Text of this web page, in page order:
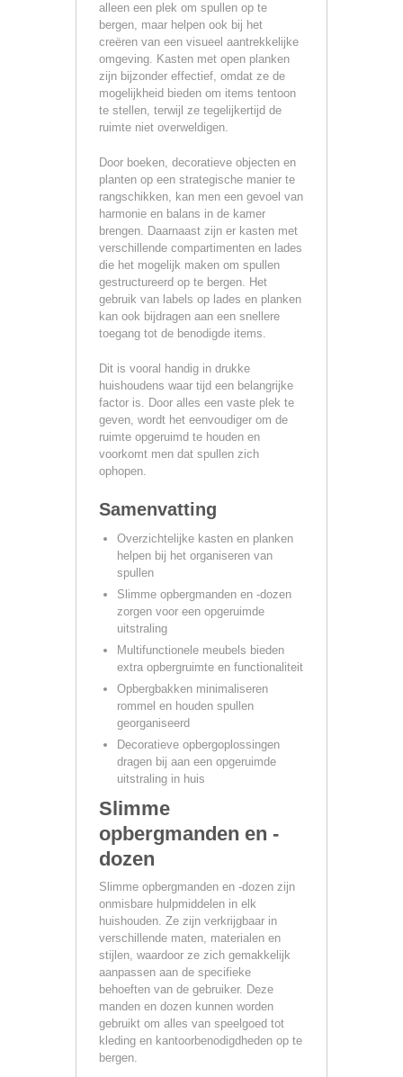
alleen een plek om spullen op te
bergen, maar helpen ook bij het
creëren van een visueel aantrekkelijke
omgeving. Kasten met open planken
zijn bijzonder effectief, omdat ze de
mogelijkheid bieden om items tentoon
te stellen, terwijl ze tegelijkertijd de
ruimte niet overweldigen.
Door boeken, decoratieve objecten en
planten op een strategische manier te
rangschikken, kan men een gevoel van
harmonie en balans in de kamer
brengen. Daarnaast zijn er kasten met
verschillende compartimenten en lades
die het mogelijk maken om spullen
gestructureerd op te bergen. Het
gebruik van labels op lades en planken
kan ook bijdragen aan een snellere
toegang tot de benodigde items.
Dit is vooral handig in drukke
huishoudens waar tijd een belangrijke
factor is. Door alles een vaste plek te
geven, wordt het eenvoudiger om de
ruimte opgeruimd te houden en
voorkomt men dat spullen zich
ophopen.
Samenvatting
Overzichtelijke kasten en planken
helpen bij het organiseren van
spullen
Slimme opbergmanden en -dozen
zorgen voor een opgeruimde
uitstraling
Multifunctionele meubels bieden
extra opbergruimte en functionaliteit
Opbergbakken minimaliseren
rommel en houden spullen
georganiseerd
Decoratieve opbergoplossingen
dragen bij aan een opgeruimde
uitstraling in huis
Slimme
opbergmanden en -
dozen
Slimme opbergmanden en -dozen zijn
onmisbare hulpmiddelen in elk
huishouden. Ze zijn verkrijgbaar in
verschillende maten, materialen en
stijlen, waardoor ze zich gemakkelijk
aanpassen aan de specifieke
behoeften van de gebruiker. Deze
manden en dozen kunnen worden
gebruikt om alles van speelgoed tot
kleding en kantoorbenodigdheden op te
bergen.